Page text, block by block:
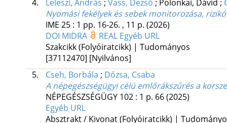
4.
Leleszi, András ; Vass, Dezső ; Polonkai, Dávid ;
Nyomási fekélyek és sebek monitorozása,
IME 25: 1 pp. 16-26. , 11 p. (2026)
DOI MIDRA REAL Egyéb URL
Szakcikk (Folyóiratcikk) | Tudományos
[37112470] [Nyilvános]
5.
Cseh, Borbála ; Dózsa, Csaba
A népegészségügyi célú emlőrákszűrés a
NÉPEGÉSZSÉGÜGY 102: 1 p. 66(2025)
Egyéb URL
Absztrakt / Kivonat (Folyóiratcikk) |